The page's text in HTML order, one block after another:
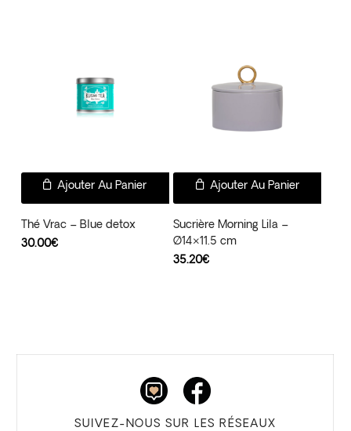
Ajouter Au Panier
Thé Vrac – Blue detox
30.00€
Ajouter Au Panier
Sucrière Morning Lila –
Ø14×11.5 cm
35.20€
SUIVEZ-NOUS SUR LES RÉSEAUX